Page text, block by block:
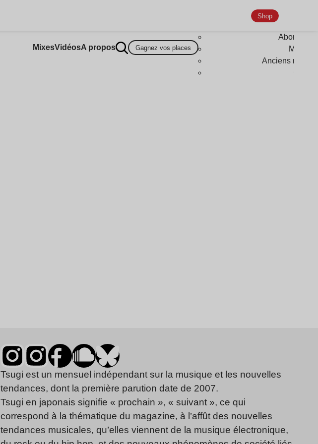
MixesVidéosA propos Gagnez vos places
Shop
Anciens
Tsugi est un mensuel indépendant sur la musique et les nouvelles
tendances, dont la première parution date de 2007.
Tsugi en japonais signifie « prochain », « suivant », ce qui
correspond à la thématique du magazine, à l’affût des nouvelles
tendances musicales, qu’elles viennent de la musique électronique,